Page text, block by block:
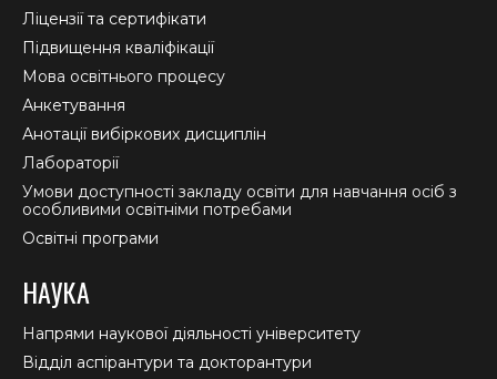
windowwindowwindow
Ліцензії та сертифікати
Підвищення кваліфікації
Мова освітнього процесу
Анкетування
Анотації вибіркових дисциплін
Лабораторії
Умови доступності закладу освіти для навчання осіб з
особливими освітніми потребами
Освітні програми
НАУКА
Напрями наукової діяльності університету
Відділ аспірантури та докторантури